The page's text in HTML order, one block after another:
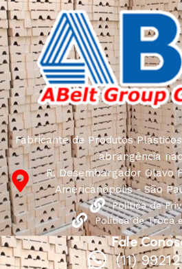
Fabricante de Produtos
abrangência
R. Desembargador Olavo
Americanópolis - São
Política de
Política de Troca
Fale
(11)